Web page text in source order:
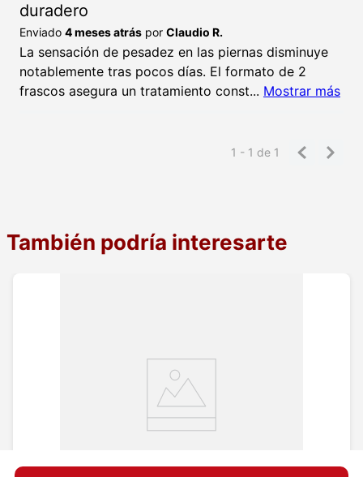
duradero
Enviado 4 meses atrás por Claudio R.
La sensación de pesadez en las piernas disminuye
notablemente tras pocos días. El formato de 2
frascos asegura un tratamiento const... Mostrar más
1 - 1de 1
También podría interesarte